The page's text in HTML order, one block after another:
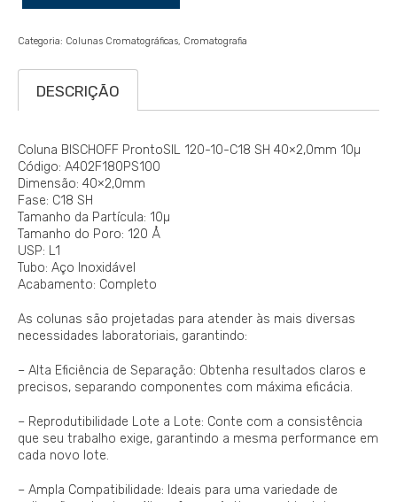
Categoria: Colunas Cromatográficas Cromatografia
DESCRIÇÃO
Coluna BISCHOFF ProntoSIL 120-10-C18 SH 40×2,0mm 10µ
Código: A402F180PS100
Dimensão: 40×2,0mm
Fase: C18 SH
Tamanho da Partícula: 10µ
Tamanho do Poro: 120 Å
USP: L1
Tubo: Aço Inoxidável
Acabamento: Completo
As colunas são projetadas para atender às mais diversas
necessidades laboratoriais, garantindo:
– Alta Eficiência de Separação: Obtenha resultados claros e
precisos, separando componentes com máxima eficácia.
– Reprodutibilidade Lote a Lote: Conte com a consistência
que seu trabalho exige, garantindo a mesma performance em
cada novo lote.
– Ampla Compatibilidade: Ideais para uma variedade de